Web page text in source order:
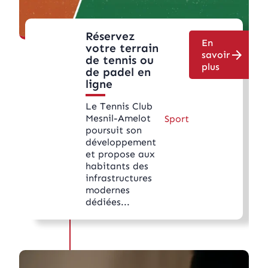
Réservez
votre terrain
de tennis ou
de padel en
ligne
Le Tennis Club
Mesnil-Amelot
poursuit son
développement
et propose aux
habitants des
infrastructures
modernes
dédiées...
Sport
En
savoir
plus
arrow_forward